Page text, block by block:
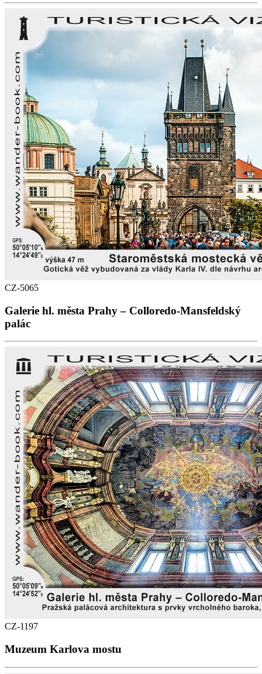
CZ-5065
Galerie hl. města Prahy – Colloredo-Mansfeldský
palác
CZ-1197
Muzeum Karlova mostu